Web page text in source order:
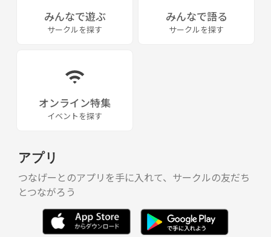
みんなで遊ぶ
サークルを探す
みんなで語る
サークルを探す
オンライン特集
イベントを探す
アプリ
つなげーとのアプリを手に入れて、サークルの友だち
とつながろう